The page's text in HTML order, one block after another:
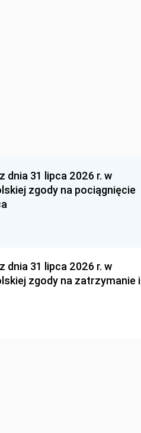
dnia 31 lipca 2026 r. w
zgody na pociągnięcie
dnia 31 lipca 2026 r. w
zgody na zatrzymanie i